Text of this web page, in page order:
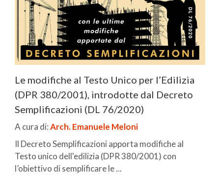
Le modifiche al Testo Unico per l’Edilizia
(DPR 380/2001), introdotte dal Decreto
Semplificazioni (DL 76/2020)
A cura di:Arch. Emanuele Meloni
Il Decreto Semplificazioni apporta modifiche al
Testo unico dell'edilizia (DPR 380/2001) con
l’obiettivo di semplificare le ...